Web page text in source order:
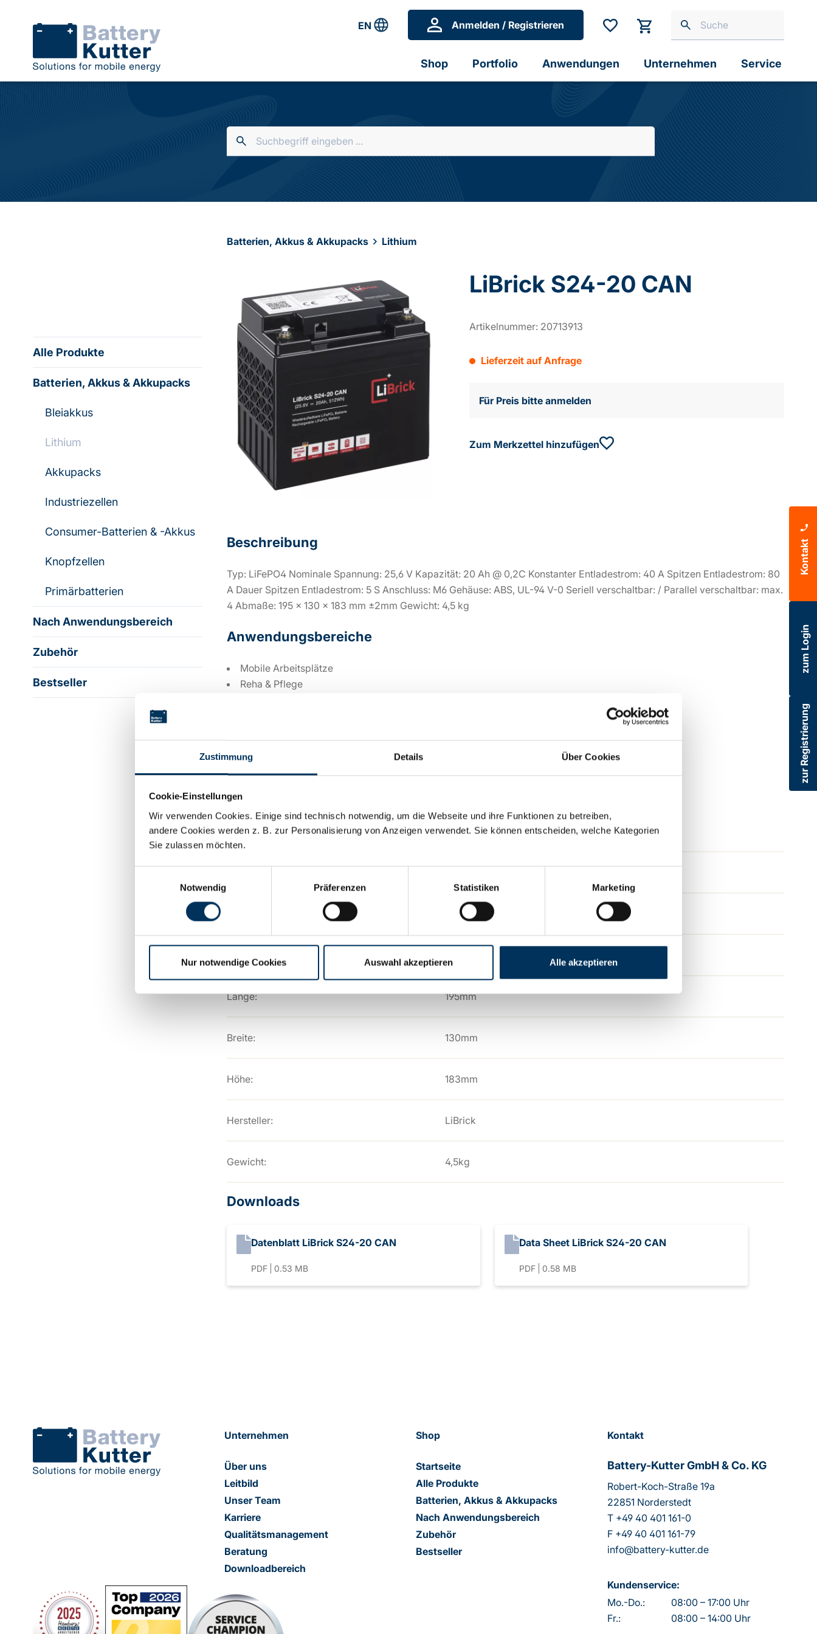
Zustimmung Details Über Cookies
Cookie-Einstellungen
Wir verwenden Cookies. Einige sind technisch notwendig, um die Webseite und ihre Funktionen zu betreiben,
andere Cookies werden z. B. zur Personalisierung von Anzeigen verwendet. Sie können entscheiden, welche Kategorien
Sie zulassen möchten.
Notwendig
Präferenzen Statistiken Marketing
Nur notwendige Cookies Auswahl akzeptieren Alle akzeptieren
EN Anmelden / Registrieren
Shop Portfolio Anwendungen Unternehmen Service
Alle Produkte
Batterien, Akkus & Akkupacks
Bleiakkus
Lithium
Akkupacks
Industriezellen
Consumer-Batterien & -Akkus
Knopfzellen
Primärbatterien
Nach Anwendungsbereich
Zubehör
Bestseller
Batterien, Akkus & Akkupacks Lithium
LiBrick S24-20 CAN
Artikelnummer: 20713913
Lieferzeit auf Anfrage
Für Preis bitte anmelden
Zum Merkzettel hinzufügen
Beschreibung
Typ: LiFePO4 Nominale Spannung: 25,6 V Kapazität: 20 Ah @ 0,2C Konstanter Entladestrom: 40 A Spitzen Entladestrom: 80
A Dauer Spitzen Entladestrom: 5 S Anschluss: M6 Gehäuse: ABS, UL-94 V-0 Seriell verschaltbar: / Parallel verschaltbar: max.
4 Abmaße: 195 x 130 x 183 mm ±2mm Gewicht: 4,5 kg
Anwendungsbereiche
Mobile Arbeitsplätze
Reha & Pflege
Spannung: 25,6V
LiFePO4
Länge: 195mm
Breite: 130mm
Höhe: 183mm
Hersteller: LiBrick
Gewicht: 4,5kg
Downloads
Datenblatt LiBrick S24-20 CAN
PDF 0.53 MB
Data Sheet LiBrick S24-20 CAN
PDF 0.58 MB
Kontakt
zum Login
zur Registrierung
Unternehmen
Über uns
Leitbild
Unser Team
Karriere
Qualitätsmanagement
Beratung
Downloadbereich
Shop
Startseite
Alle Produkte
Batterien, Akkus & Akkupacks
Nach Anwendungsbereich
Zubehör
Bestseller
Kontakt
Battery-Kutter GmbH & Co. KG
Robert-Koch-Straße 19a
22851 Norderstedt
T +49 40 401 161-0
F +49 40 401 161-79
info@battery-kutter.de
Kundenservice:
Mo.-Do.:
08:00 – 17:00 Uhr
Fr.:
08:00 – 14:00 Uhr